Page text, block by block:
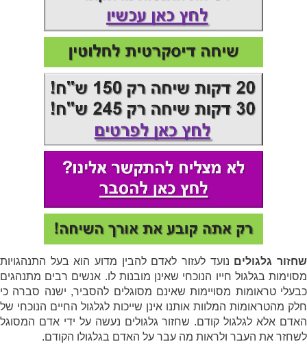
שחזור גלגולים נועד לעזור לאדם להבין מדוע הוא בעל התנהגויות
מסוימות בגלגול חייו הנוכחי שאינן מובנות לו. אנשים רבים מתנהגים
כבעלי טראומות מסויימות שאינם מסוגלים להסביר, ישנה סברה כי
חלק מהטראומות המלוות אותנו אינן שייכות לגלגול החיים הנוכחי של
האדם אלא לגלגול קודם. שחזור גלגולים נעשה על ידי אדם המסוגל
לשחזר את העבר ולראות מה עבר על האדם בגלגולו הקודם.